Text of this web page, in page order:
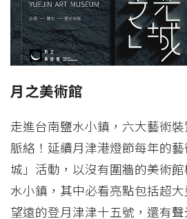
月之美術館
走進台南鹽水小鎮，六大藝術
脈絡！延續月津港燈節每年的
城」活動，以沒有圍牆的美術
水小鎮，其中必看亮點包括超
望遠的登月津津十五號，還有